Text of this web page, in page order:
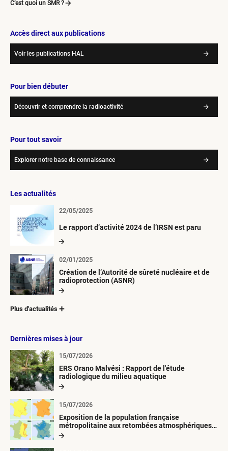
C’est quoi un SMR ?
Accès direct aux publications
Voir les publications HAL
Pour bien débuter
Découvrir et comprendre la radioactivité
Pour tout savoir
Explorer notre base de connaissance
Les actualités
Le rapport d’activité 2024 de l’IRSN est paru
22/05/2025
Création de l’Autorité de sûreté nucléaire et de
radioprotection (ASNR)
02/01/2025
Plus d'actualités
Dernières mises à jour
ERS Orano Malvési : Rapport de l'étude
radiologique du milieu aquatique
15/07/2026
Exposition de la population française
métropolitaine aux retombées atmosphériques
radioactives depuis 1945
15/07/2026